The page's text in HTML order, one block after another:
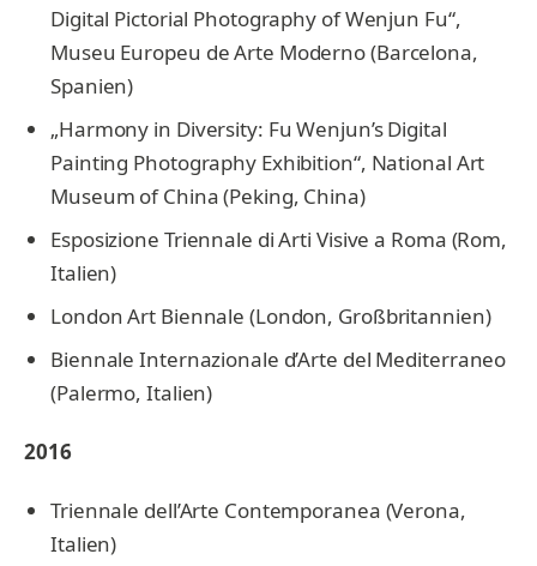
Digital Pictorial Photography of Wenjun Fu“,
Museu Europeu de Arte Moderno (Barcelona,
Spanien)
„Harmony in Diversity: Fu Wenjun’s Digital
Painting Photography Exhibition“, National Art
Museum of China (Peking, China)
Esposizione Triennale di Arti Visive a Roma (Rom,
Italien)
London Art Biennale (London, Großbritannien)
Biennale Internazionale d’Arte del Mediterraneo
(Palermo, Italien)
2016
Triennale dell’Arte Contemporanea (Verona,
Italien)